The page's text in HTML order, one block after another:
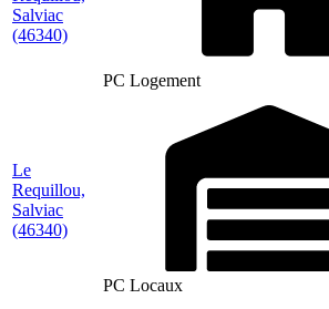
Salviac
(46340)
PC Logement
Le
Requillou,
Salviac
(46340)
PC Locaux